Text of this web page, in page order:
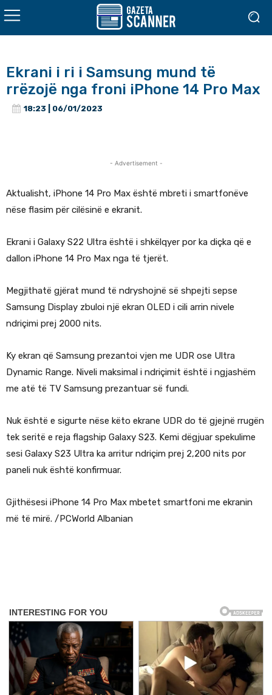
Ekrani i ri i Samsung mund të
rrëzojë nga froni iPhone 14 Pro Max
18:23 | 06/01/2023
- Advertisement -
Aktualisht, iPhone 14 Pro Max është mbreti i smartfonëve
nëse flasim për cilësinë e ekranit.
Ekrani i Galaxy S22 Ultra është i shkëlqyer por ka diçka që e
dallon iPhone 14 Pro Max nga të tjerët.
Megjithatë gjërat mund të ndryshojnë së shpejti sepse
Samsung Display zbuloi një ekran OLED i cili arrin nivele
ndriçimi prej 2000 nits.
Ky ekran që Samsung prezantoi vjen me UDR ose Ultra
Dynamic Range. Niveli maksimal i ndriçimit është i ngjashëm
me atë të TV Samsung prezantuar së fundi.
Nuk është e sigurte nëse këto ekrane UDR do të gjejnë rrugën
tek seritë e reja flagship Galaxy S23. Kemi dëgjuar spekulime
sesi Galaxy S23 Ultra ka arritur ndriçim prej 2,200 nits por
paneli nuk është konfirmuar.
Gjithësesi iPhone 14 Pro Max mbetet smartfoni me ekranin
më të mirë. /PCWorld Albanian